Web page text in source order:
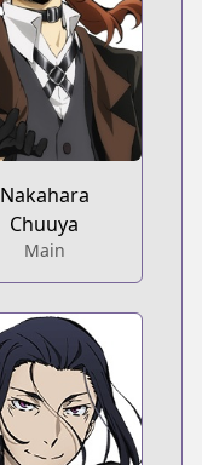
Nakahara
Chuuya
Main